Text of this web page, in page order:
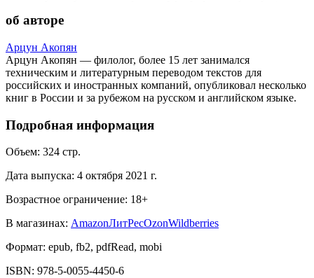
об авторе
Арцун Акопян
Арцун Акопян — филолог, более 15 лет занимался
техническим и литературным переводом текстов для
российских и иностранных компаний, опубликовал несколько
книг в России и за рубежом на русском и английском языке.
Подробная информация
Объем: 324 стр.
Дата выпуска: 4 октября 2021 г.
Возрастное ограничение: 18+
В магазинах: AmazonЛитРесOzonWildberries
Формат: epub, fb2, pdfRead, mobi
ISBN: 978-5-0055-4450-6